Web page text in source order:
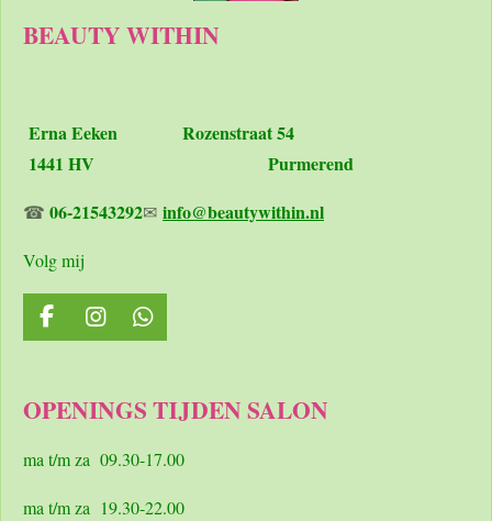
BEAUTY WITHIN
Erna Eeken Rozenstraat 54
1441 HV Purmerend
☎ 06-21543292✉ info@beautywithin.nl
Volg mij
F
a
b
o
I
n
a
r
m
W
h
s
p
OPENINGS TIJDEN SALON
ma t/m za 09.30-17.00
ma t/m za 19.30-22.00